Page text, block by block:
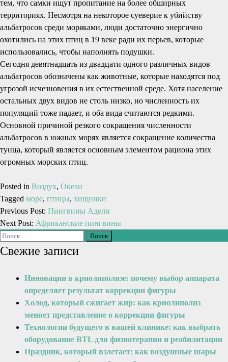
тем, что самки ищут пропитание на более обширных
территориях. Несмотря на некоторое суеверие к убийству
альбатросов среди моряками, люди достаточно энергично
охотились на этих птиц в 19 веке ради их перьев, которые
использовались, чтобы наполнять подушки.
Сегодня девятнадцать из двадцати одного различных видов
альбатросов обозначены как животные, которые находятся под
угрозой исчезновения в их естественной среде. Хотя население
остальных двух видов не столь низко, но численность их
популяций тоже падает, и оба вида считаются редкими.
Основной причиной резкого сокращения численности
альбатросов в южных морях является сокращение количества
тунца, который является основным элементом рациона этих
огромных морских птиц.
Posted in Воздух, Океан
Tagged море, птицы, хищники
Previous Post: Пингвины Адели
Next Post: Африканские пингвины
Свежие записи
Инновации в криолиполизе: почему выбор аппарата
определяет результат коррекции фигуры
Холод, который сжигает жир: как криолиполиз
меняет представление о коррекции фигуры
Технологии будущего в вашей клинике: как выбрать
оборудование BTL для физиотерапии и реабилитации
Праздник, который взлетает: как воздушные шары